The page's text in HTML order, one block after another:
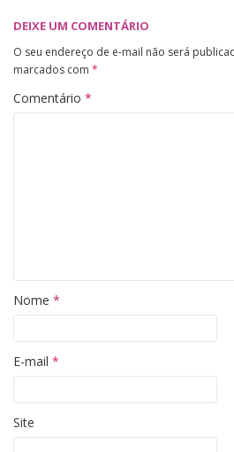
DEIXE UM COMENTÁRIO
O seu endereço de e-mail não será
marcados com *
Comentário *
Nome *
E-mail *
Site